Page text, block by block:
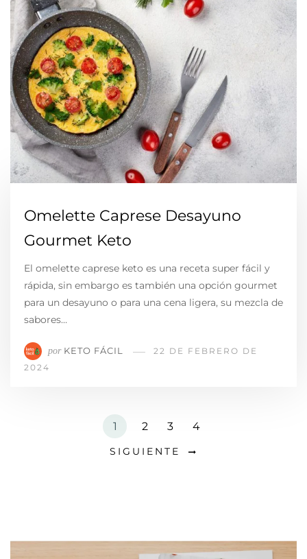
Omelette Caprese Desayuno
Gourmet Keto
El omelette caprese keto es una receta super fácil y
rápida, sin embargo es también una opción gourmet
para un desayuno o para una cena ligera, su mezcla de
sabores…
por KETO FÁCIL
22 DE FEBRERO DE
2024
1 2 3 4
SIGUIENTE